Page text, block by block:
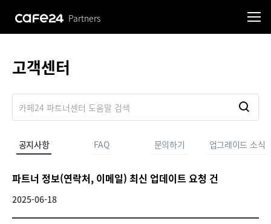
Partners
고객센터
공지사항 FAQ 문의하기 업그레이드 소식
파트너 정보(연락처, 이메일) 최신 업데이트 요청 건
2025-06-18